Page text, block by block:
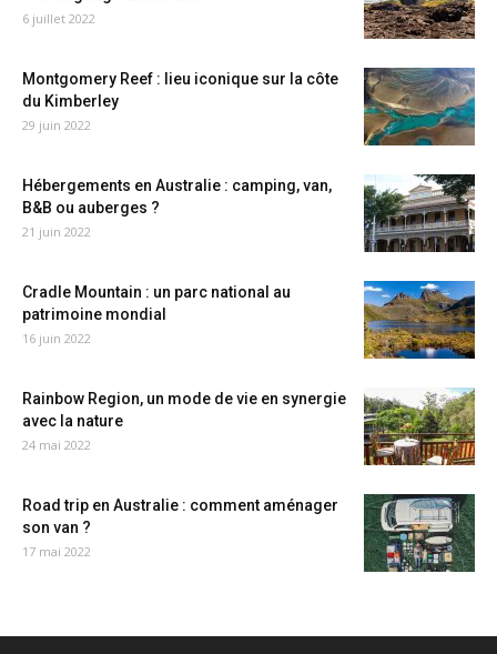
6 juillet 2022
Montgomery Reef : lieu iconique sur la côte
du Kimberley
29 juin 2022
Hébergements en Australie : camping, van,
B&B ou auberges ?
21 juin 2022
Cradle Mountain : un parc national au
patrimoine mondial
16 juin 2022
Rainbow Region, un mode de vie en synergie
avec la nature
24 mai 2022
Road trip en Australie : comment aménager
son van ?
17 mai 2022